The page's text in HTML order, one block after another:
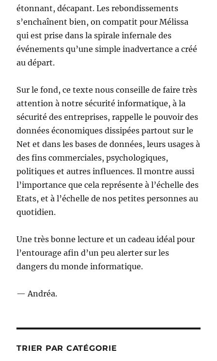
étonnant, décapant. Les rebondissements
s’enchaînent bien, on compatit pour Mélissa
qui est prise dans la spirale infernale des
événements qu’une simple inadvertance a créé
au départ.
Sur le fond, ce texte nous conseille de faire très
attention à notre sécurité informatique, à la
sécurité des entreprises, rappelle le pouvoir des
données économiques dissipées partout sur le
Net et dans les bases de données, leurs usages à
des fins commerciales, psychologiques,
politiques et autres influences. Il montre aussi
l’importance que cela représente à l’échelle des
Etats, et à l’échelle de nos petites personnes au
quotidien.
Une très bonne lecture et un cadeau idéal pour
l’entourage afin d’un peu alerter sur les
dangers du monde informatique.
— Andréa.
TRIER PAR CATÉGORIE